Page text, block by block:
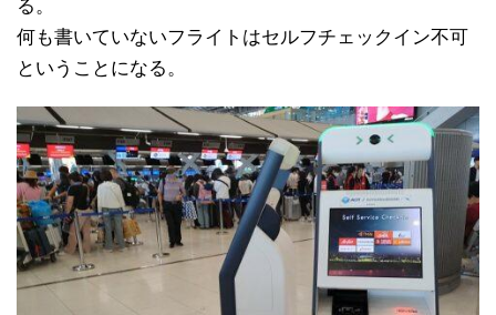
る。
何も書いていないフライトはセルフチェックイン不可
ということになる。